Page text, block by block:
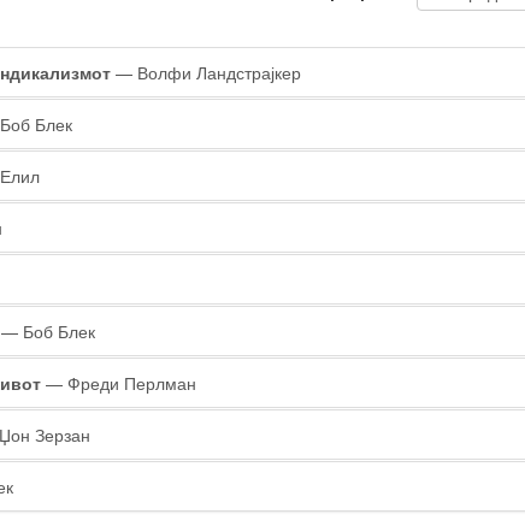
— Волфи Ландстрајкер
Блек
— Боб Блек
— Фреди Перлман
Зерзан